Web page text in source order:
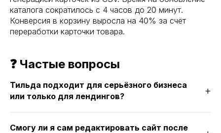
каталога сократилось с 4 часов до 20 минут.
Конверсия в корзину выросла на 40% за счёт
переработки карточки товара.
❓ Частые вопросы
Тильда подходит для серьёзного бизнеса
или только для лендингов?
Смогу ли я сам редактировать сайт после